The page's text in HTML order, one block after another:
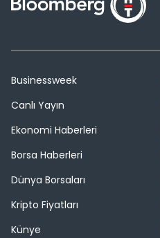
Businessweek
Canlı Yayın
Ekonomi Haberleri
Borsa Haberleri
Dünya Borsaları
Kripto Fiyatları
Künye